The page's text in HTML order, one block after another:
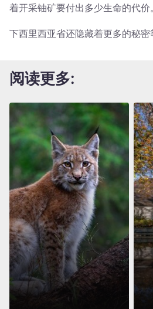
着开采铀矿要付出多少生命的代价。
下西里西亚省还隐藏着更多的秘密
阅读更多: